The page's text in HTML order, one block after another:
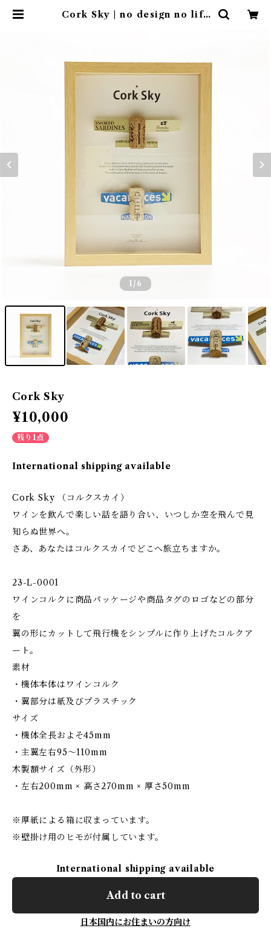
Cork Sky | no design no life
1 /6
Cork Sky
¥10,000
残り1点
International shipping available
Cork Sky （コルクスカイ）
ワインを飲んで楽しい話を語り合い、いつしか空を飛んで見
知らぬ世界へ。
さあ、あなたはコルクスカイでどこへ旅立ちますか。
23-L-0001
ワインコルクに商品パッケージや商品タグのロゴなどの部分
を
翼の形にカットして飛行機をシンプルに作り上げたコルクア
ート。
素材
・機体本体はワインコルク
・翼部分は紙及びプラスチック
サイズ
・機体全長およそ45mm
・主翼左右95〜110mm
木製額サイズ（外形）
・左右200mm × 高さ270mm × 厚さ50mm
※厚紙による箱に収まっています。
※壁掛け用のヒモが付属しています。
International shipping available
Add to cart
日本国内にお住まいの方向け